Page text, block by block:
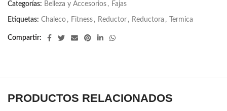
Categorías: Belleza y Accesorios , Fajas
Etiquetas: Chaleco , Fitness , Reductor , Reductora , Termica
Compartir
PRODUCTOS RELACIONADOS